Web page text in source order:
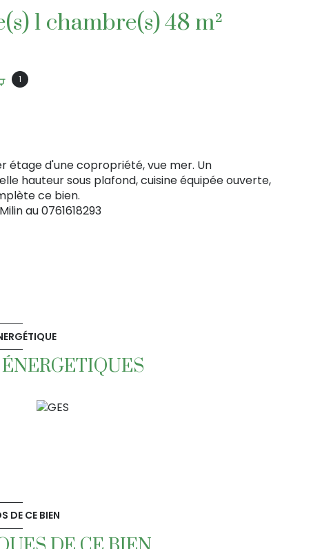
Appartement 2 pièce(s) 1 chambre(s) 48 m²
1
étage d'une copropriété, vue mer. Un
hauteur sous plafond, cuisine équipée ouverte,
ce bien.
au 0761618293
DE CE BIEN